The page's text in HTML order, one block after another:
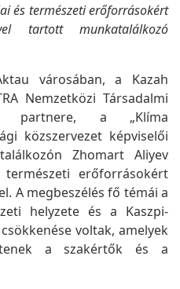
és természeti erőforrásokért
tartott munkatalálkozó
városában, a Kazah
Nemzetközi Társadalmi
partnere, a „Klíma
közszervezet képviselői
Zhomart Aliyev
erőforrásokért
A megbeszélés fő témái a
helyzete és a Kaszpi-
voltak, amelyek
a szakértők és a